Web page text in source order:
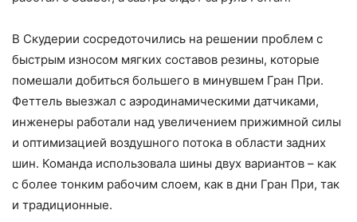
В Скудерии сосредоточились на решении проблем с
быстрым износом мягких составов резины, которые
помешали добиться большего в минувшем Гран При.
Феттель выезжал с аэродинамическими датчиками,
инженеры работали над увеличением прижимной силы
и оптимизацией воздушного потока в области задних
шин. Команда использовала шины двух вариантов – как
с более тонким рабочим слоем, как в дни Гран При, так
и традиционные.